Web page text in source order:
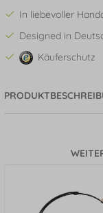
In liebevoller
Designed in
Käuferschutz